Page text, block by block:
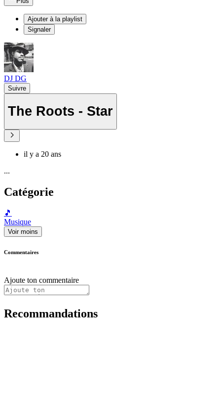
Ajouter à la playlist
Signaler
DJ DG
Suivre
The Roots - Star
il y a 20 ans
...
Catégorie
🎵
Musique
Voir moins
Commentaires
Ajoute ton commentaire
Recommandations